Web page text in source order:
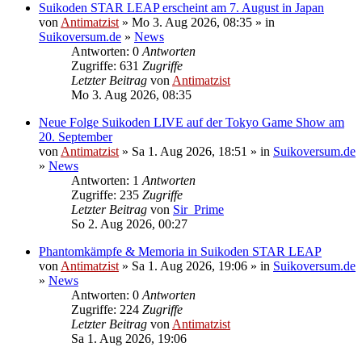
Suikoden STAR LEAP erscheint am 7. August in Japan
vonAntimatzist» Mo 3. Aug 2026, 08:35 » in
Suikoversum.de » News
Antworten: 0Antworten
Zugriffe: 631 Zugriffe
Letzter Beitrag vonAntimatzist
Mo 3. Aug 2026, 08:35
Neue Folge Suikoden LIVE auf der Tokyo Game Show am
20. September
vonAntimatzist» Sa 1. Aug 2026, 18:51 » in Suikoversum.de
» News
Antworten: 1Antworten
Zugriffe: 235 Zugriffe
Letzter Beitrag von Sir_Prime
So 2. Aug 2026, 00:27
Phantomkämpfe & Memoria in Suikoden STAR LEAP
vonAntimatzist» Sa 1. Aug 2026, 19:06 » in Suikoversum.de
» News
Antworten: 0Antworten
Zugriffe: 224 Zugriffe
Letzter Beitrag vonAntimatzist
Sa 1. Aug 2026, 19:06